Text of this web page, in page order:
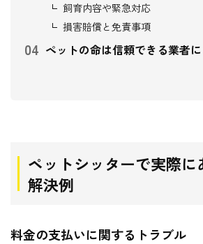
飼育内容や緊急対応
損害賠償と免責事項
ペットの命は信頼できる業者に
ペットシッターで実際に
解決例
料金の支払いに関するトラブル